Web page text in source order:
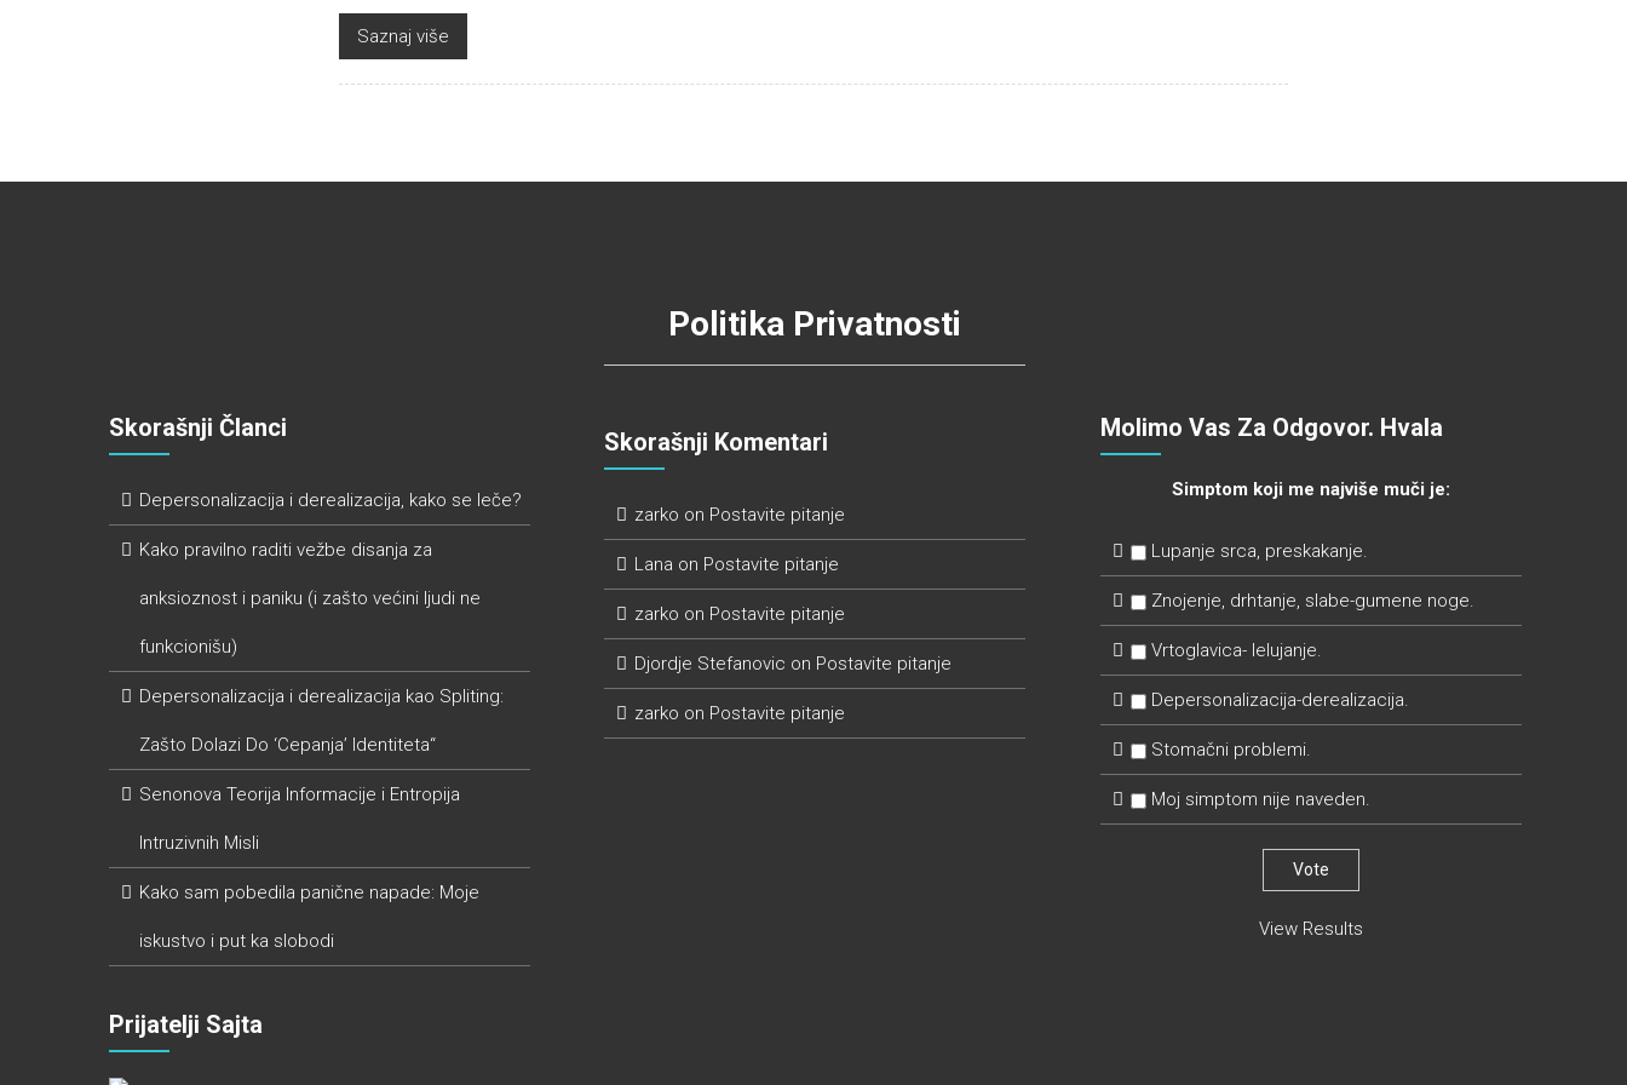
Saznaj više
Skorašnji Članci
Depersonalizacija i derealizacija, kako se leče?
Kako pravilno raditi vežbe disanja za
anksioznost i paniku (i zašto većini ljudi ne
funkcionišu)
Depersonalizacija i derealizacija kao Spliting:
Zašto Dolazi Do ‘Cepanja’ Identiteta“
Senonova Teorija Informacije i Entropija
Intruzivnih Misli
Kako sam pobedila panične napade: Moje
iskustvo i put ka slobodi
Prijatelji Sajta
Politika Privatnosti
Skorašnji Komentari
zarko on Postavite pitanje
Lana on Postavite pitanje
zarko on Postavite pitanje
Djordje Stefanovic on Postavite pitanje
zarko on Postavite pitanje
Molimo Vas Za Odgovor. Hvala
Simptom koji me najviše muči je:
Lupanje srca, preskakanje.
Znojenje, drhtanje, slabe-gumene noge.
Vrtoglavica- lelujanje.
Depersonalizacija-derealizacija.
Stomačni problemi.
Moj simptom nije naveden.
View Results